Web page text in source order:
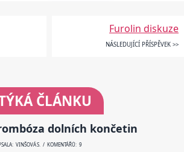
Furolin diskuze
NÁSLEDUJÍCÍ PŘÍSPĚVEK >>
ČLÁNKU
dolních končetin
VINŠOVÁ S. / KOMENTÁŘŮ: 9